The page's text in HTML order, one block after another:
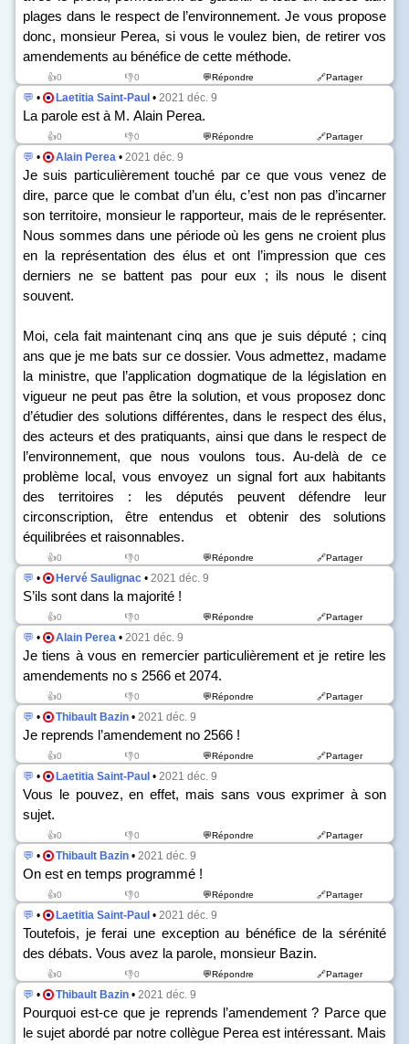
plages dans le respect de l’environnement. Je vous propose
donc, monsieur Perea, si vous le voulez bien, de retirer vos
amendements au bénéfice de cette méthode.
👍0 👎0 💬Répondre 🔗Partager
💬 • Laetitia Saint-Paul • 2021 déc. 9
La parole est à M. Alain Perea.
👍0 👎0 💬Répondre 🔗Partager
💬 • Alain Perea • 2021 déc. 9
Je suis particulièrement touché par ce que vous venez de
dire, parce que le combat d’un élu, c’est non pas d’incarner
son territoire, monsieur le rapporteur, mais de le représenter.
Nous sommes dans une période où les gens ne croient plus
en la représentation des élus et ont l’impression que ces
derniers ne se battent pas pour eux ; ils nous le disent
souvent.
Moi, cela fait maintenant cinq ans que je suis député ; cinq
ans que je me bats sur ce dossier. Vous admettez, madame
la ministre, que l’application dogmatique de la législation en
vigueur ne peut pas être la solution, et vous proposez donc
d’étudier des solutions différentes, dans le respect des élus,
des acteurs et des pratiquants, ainsi que dans le respect de
l’environnement, que nous voulons tous. Au-delà de ce
problème local, vous envoyez un signal fort aux habitants
des territoires : les députés peuvent défendre leur
circonscription, être entendus et obtenir des solutions
équilibrées et raisonnables.
👍0 👎0 💬Répondre 🔗Partager
💬 • Hervé Saulignac • 2021 déc. 9
S’ils sont dans la majorité !
👍0 👎0 💬Répondre 🔗Partager
💬 • Alain Perea • 2021 déc. 9
Je tiens à vous en remercier particulièrement et je retire les
amendements no s 2566 et 2074.
👍0 👎0 💬Répondre 🔗Partager
💬 • Thibault Bazin • 2021 déc. 9
Je reprends l’amendement no 2566 !
👍0 👎0 💬Répondre 🔗Partager
💬 • Laetitia Saint-Paul • 2021 déc. 9
Vous le pouvez, en effet, mais sans vous exprimer à son
sujet.
👍0 👎0 💬Répondre 🔗Partager
💬 • Thibault Bazin • 2021 déc. 9
On est en temps programmé !
👍0 👎0 💬Répondre 🔗Partager
💬 • Laetitia Saint-Paul • 2021 déc. 9
Toutefois, je ferai une exception au bénéfice de la sérénité
des débats. Vous avez la parole, monsieur Bazin.
👍0 👎0 💬Répondre 🔗Partager
💬 • Thibault Bazin • 2021 déc. 9
Pourquoi est-ce que je reprends l’amendement ? Parce que
le sujet abordé par notre collègue Perea est intéressant. Mais